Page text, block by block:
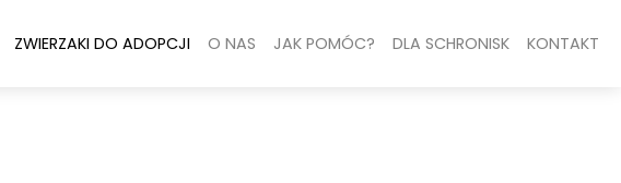
ZWIERZAKI DO ADOPCJI O NAS JAK POMÓC? DLA SCHRONISK KONTAKT